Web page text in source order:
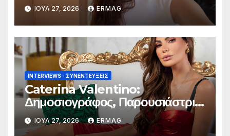
ΙΟΎΛ 27, 2026 ERMAG
INTERVIEWS - ΣΥΝΕΝΤΕΎΞΕΙΣ
Caterina Valentino:
Δημοσιογράφος, Παρουσιάστρια
τηλεόρασης και ραδιοφώνου,
συγγραφέας και μοντέλο.
ΙΟΎΛ 27, 2026 ERMAG